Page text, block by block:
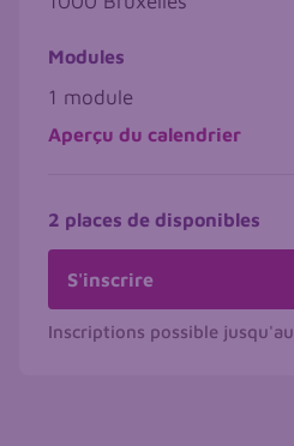
Modules
1 module
Aperçu du calendrier
2 places de disponibles
S'inscrire
Inscriptions possible jusqu'au